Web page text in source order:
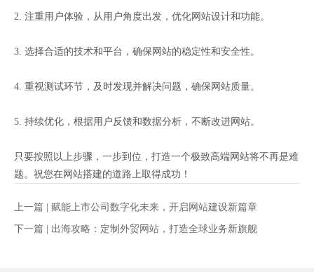
2. 注重用户体验，从用户角度出发，优化网站设计和功能。
3. 选择合适的技术和平台，确保网站的稳定性和安全性。
4. 重视测试环节，及时发现并解决问题，确保网站质量。
5. 持续优化，根据用户反馈和数据分析，不断改进网站。
只要按照以上步骤，一步到位，打造一个极致高端网站将不再是难
题。祝您在网站搭建的道路上取得成功！
上一篇 | 赋能上市公司数字化未来，开启网站建设新篇章
下一篇 | 出海攻略：定制外贸网站，打造全球业务新旗舰